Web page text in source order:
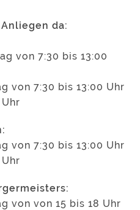
da:
von 7:30 bis 13:00
von 7:30 bis 13:00 Uhr
von 7:30 bis 13:00 Uhr
von von 15 bis 18 Uhr